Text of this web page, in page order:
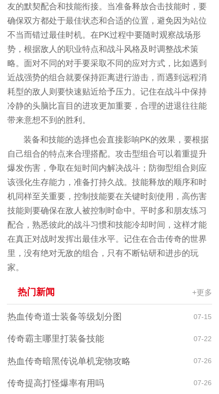
友的默契配合和技能衔接。当准备释放合击技能时，要
确保双方都处于最佳状态和合适的位置，避免因为站位
不当而错过最佳时机。在PK过程中要随时观察战场形
势，根据敌人的职业特点和战斗风格及时调整战术策
略。面对不同的对手要采取不同的应对方式，比如遇到
近战强势的组合就要保持距离进行游击，而遇到远程消
耗型的敌人则要快速贴近给予压力。记住在战斗中保持
冷静的头脑比盲目的进攻更加重要，合理的进退往往能
带来意想不到的胜利。
装备和技能的选择也会直接影响PK的效果，要根据
自己组合的特点来合理搭配。攻击型组合可以着重提升
爆发伤害，争取在短时间内解决战斗；防御型组合则应
该强化生存能力，准备打持久战。技能释放的顺序和时
机同样至关重要，控制技能要在关键时刻使用，高伤害
技能则要确保在敌人被控制时命中。平时多和朋友练习
配合，熟悉彼此的战斗习惯和技能冷却时间，这样才能
在真正对战时发挥出最佳水平。记住在合击传奇的世界
里，没有绝对无敌的组合，只有不断钻研和进步的玩
家。
热门新闻 +更多
热血传奇道士装备等级划分图 07-15
传奇霸主哪里打装备技能 07-22
热血传奇暗黑传说单机宠物攻略 07-26
传奇提高打怪爆率有用吗 07-26